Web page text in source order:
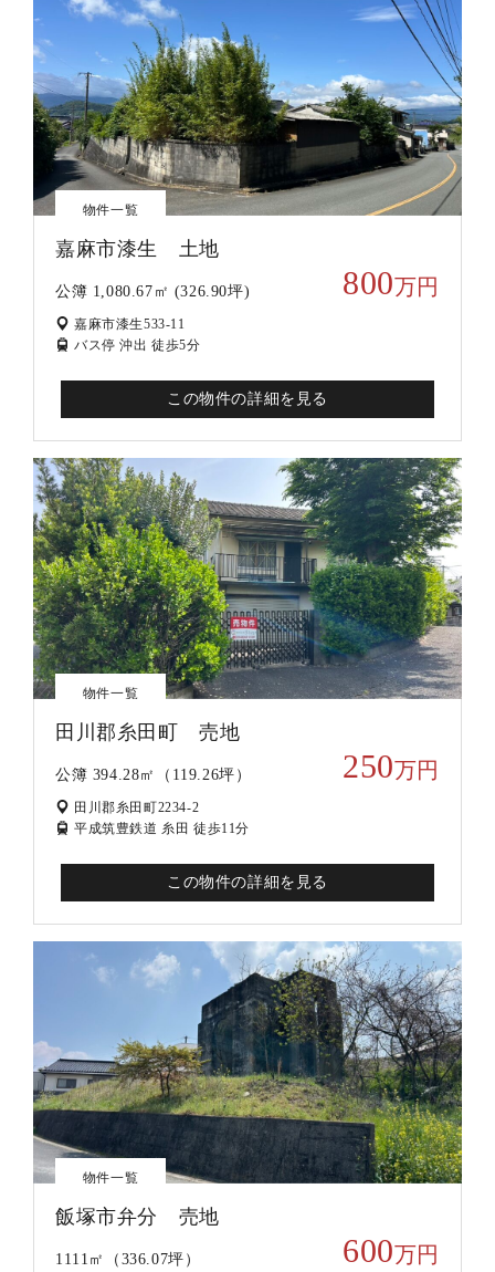
物件一覧
嘉麻市漆生 土地
公簿 1,080.67㎡ (326.90坪) 800万円
嘉麻市漆生533-11
バス停 沖出 徒歩5分
この物件の詳細を見る
物件一覧
田川郡糸田町 売地
公簿 394.28㎡（119.26坪） 250万円
田川郡糸田町2234-2
平成筑豊鉄道 糸田 徒歩11分
この物件の詳細を見る
物件一覧
飯塚市弁分 売地
1111㎡（336.07坪） 600万円